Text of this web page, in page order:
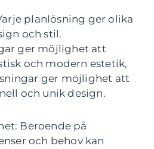
planlösning ger olika
och stil.
ger möjlighet att
och modern estetik,
ger möjlighet att
och unik design.
Beroende på
och behov kan